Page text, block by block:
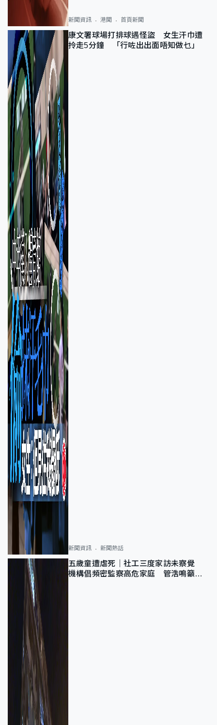
新聞資訊 港聞 首頁新聞
康文署球場打排球遇怪盜 女生汗巾遭
拎走5分鐘 「行咗出出面唔知做乜」
新聞資訊 新聞熱話
五歲童遭虐死｜社工三度家訪未察覺
機構倡頻密監察高危家庭 管浩鳴籲加